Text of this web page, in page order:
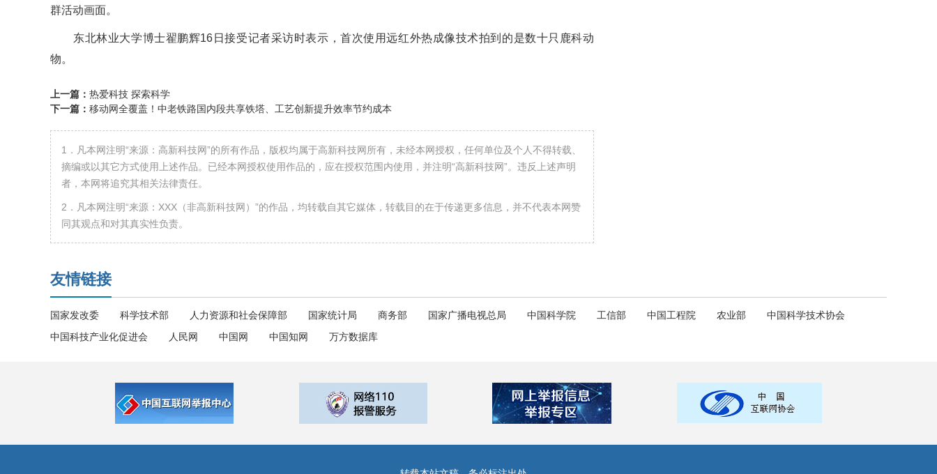
群活动画面。
东北林业大学博士翟鹏辉16日接受记者采访时表示，首次使用远红外热成像技术拍到的是数十只鹿科动
物。
上一篇： 热爱科技 探索科学
下一篇： 移动网全覆盖！中老铁路国内段共享铁塔、工艺创新提升效率节约成本
1．凡本网注明“来源：高新科技网”的所有作品，版权均属于高新科技网所有，未经本网授权，任何单位及个人不得转载、
摘编或以其它方式使用上述作品。已经本网授权使用作品的，应在授权范围内使用，并注明“高新科技网”。违反上述声明
者，本网将追究其相关法律责任。
2．凡本网注明“来源：XXX（非高新科技网）”的作品，均转载自其它媒体，转载目的在于传递更多信息，并不代表本网赞
同其观点和对其真实性负责。
友情链接
国家发改委 科学技术部 人力资源和社会保障部 国家统计局 商务部 国家广播电视总局 中国科学院 工信部 中国工程院 农业部
中国科学技术协会
中国科技产业化促进会
人民网 中国网 中国知网 万方数据库